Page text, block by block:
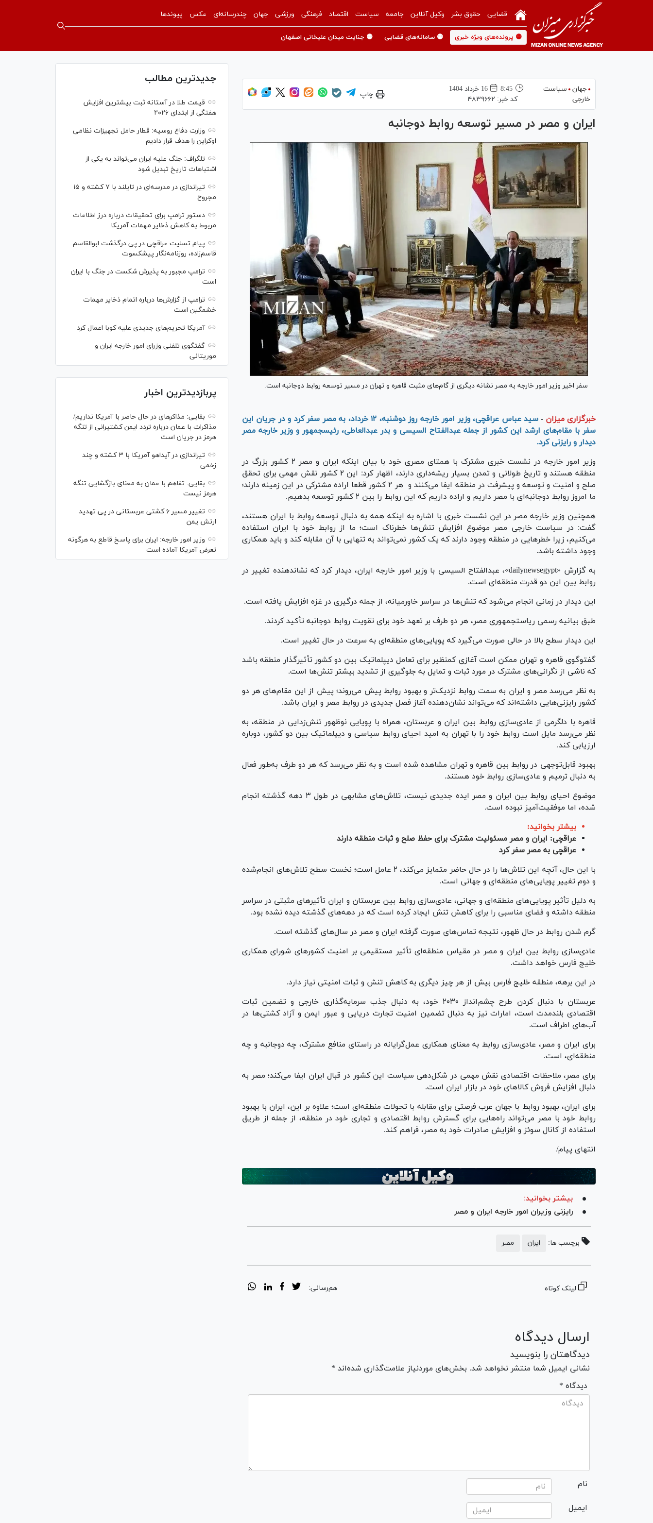
قضایی حقوق بشر وکیل آنلاین جامعه سیاست اقتصاد فرهنگی ورزشی جهان چندرسانه‌ای عکس پیوندها
🟡 پرونده‌های ویژه خبری 🟡 سامانه‌های قضایی 🟡 جنایت میدان علیخانی اصفهان
جهان
سیاست
خارجی
8:45
16 خرداد 1404
کد خبر: ۴۸۳۹۶۶۲
چاپ
ایران و مصر در مسیر توسعه روابط دوجانبه
سفر اخیر وزیر امور خارجه به مصر نشانه دیگری از گام‌های مثبت قاهره و تهران در مسیر توسعه روابط دوجانبه است.
خبرگزاری میزان -
سید عباس عراقچی، وزیر امور خارجه روز دوشنبه، ۱۲ خرداد، به مصر سفر کرد و در جریان این
سفر با مقام‌های ارشد این کشور از جمله عبدالفتاح السیسی و بدر عبدالعاطی، رئیس‎جمهور و وزیر خارجه مصر
دیدار و رایزنی کرد.
وزیر امور خارجه در نشست خبری مشترک با همتای مصری خود با بیان اینکه ایران و مصر ۲ کشور بزرگ در
منطقه هستند و تاریخ طولانی و تمدن بسیار ریشه‌داری دارند، اظهار کرد: این ۲ کشور نقش مهمی برای تحقق
صلح و امنیت و توسعه و پیشرفت در منطقه ایفا می‌کنند و هر ۲ کشور قطعا اراده مشترکی در این زمینه دارند؛
ما امروز روابط دوجانبه‌ای با مصر داریم و اراده داریم که این روابط را بین ۲ کشور توسعه بدهیم.
همچنین وزیر خارجه مصر در این نشست خبری با اشاره به اینکه همه به دنبال توسعه روابط با ایران هستند،
گفت: در سیاست خارجی مصر موضوع افزایش تنش‌ها خطرناک است؛ ما از روابط خود با ایران استفاده
می‌کنیم، زیرا خطر‌هایی در منطقه وجود دارند که یک کشور نمی‌تواند به تنهایی با آن مقابله کند و باید همکاری
وجود داشته باشد.
به گزارش «dailynewsegypt»، عبدالفتاح السیسی با وزیر امور خارجه ایران، دیدار کرد که نشان‎دهنده تغییر در
روابط بین این دو قدرت منطقه‌ای است.
این دیدار در زمانی انجام می‌شود که تنش‌ها در سراسر خاورمیانه، از جمله درگیری در غزه افزایش یافته است.
طبق بیانیه رسمی ریاست‎جمهوری مصر، هر دو طرف بر تعهد خود برای تقویت روابط دوجانبه تأکید کردند.
این دیدار سطح بالا در حالی صورت می‌گیرد که پویایی‌های منطقه‌ای به سرعت در حال تغییر است.
گفت‎وگوی قاهره و تهران ممکن است آغازی کم‎نظیر برای تعامل دیپلماتیک بین دو کشور تأثیرگذار منطقه باشد
که ناشی از نگرانی‌های مشترک در مورد ثبات و تمایل به جلوگیری از تشدید بیشتر تنش‌ها است.
به نظر می‌رسد مصر و ایران به سمت روابط نزدیک‌تر و بهبود روابط پیش می‌روند؛ پیش از این مقام‌های هر دو
کشور رایزنی‌هایی داشته‌اند که می‌تواند نشان‌دهنده آغاز فصل جدیدی در روابط مصر و ایران باشد.
قاهره با دلگرمی از عادی‌سازی روابط بین ایران و عربستان، همراه با پویایی نوظهور تنش‌زدایی در منطقه، به
نظر می‌رسد مایل است روابط خود را با تهران به امید احیای روابط سیاسی و دیپلماتیک بین دو کشور، دوباره
ارزیابی کند.
بهبود قابل‌توجهی در روابط بین قاهره و تهران مشاهده شده است و به نظر می‌رسد که هر دو طرف به‌طور فعال
به دنبال ترمیم و عادی‌سازی روابط خود هستند.
موضوع احیای روابط بین ایران و مصر ایده جدیدی نیست، تلاش‌های مشابهی در طول ۳ دهه گذشته انجام
شده، اما موفقیت‌آمیز نبوده است.
بیشتر بخوانید:
عراقچی: ایران و مصر مسئولیت مشترک برای حفظ صلح و ثبات منطقه دارند
عراقچی به مصر سفر کرد
با این حال، آنچه این تلاش‌ها را در حال حاضر متمایز می‌کند، ۲ عامل است؛ نخست سطح تلاش‌های انجام‌شده
و دوم تغییر پویایی‌های منطقه‌ای و جهانی است.
به دلیل تأثیر پویایی‌های منطقه‌ای و جهانی، عادی‌سازی روابط بین عربستان و ایران تأثیر‌های مثبتی در سراسر
منطقه داشته و فضای مناسبی را برای کاهش تنش ایجاد کرده است که در دهه‌های گذشته دیده نشده بود.
گرم شدن روابط در حال ظهور، نتیجه تماس‌های صورت گرفته ایران و مصر در سال‌های گذشته است.
عادی‌سازی روابط بین ایران و مصر در مقیاس منطقه‌ای تأثیر مستقیمی بر امنیت کشور‌های شورای همکاری
خلیج فارس خواهد داشت.
در این برهه، منطقه خلیج فارس بیش از هر چیز دیگری به کاهش تنش و ثبات امنیتی نیاز دارد.
عربستان با دنبال کردن طرح چشم‌انداز ۲۰۳۰ خود، به دنبال جذب سرمایه‌گذاری خارجی و تضمین ثبات
اقتصادی بلندمدت است، امارات نیز به دنبال تضمین امنیت تجارت دریایی و عبور ایمن و آزاد کشتی‌ها در
آب‌های اطراف است.
برای ایران و مصر، عادی‌سازی روابط به معنای همکاری عمل‌گرایانه در راستای منافع مشترک، چه دوجانبه و چه
منطقه‌ای، است.
برای مصر، ملاحظات اقتصادی نقش مهمی در شکل‌دهی سیاست این کشور در قبال ایران ایفا می‌کند؛ مصر به
دنبال افزایش فروش کالا‌های خود در بازار ایران است.
برای ایران، بهبود روابط با جهان عرب فرصتی برای مقابله با تحولات منطقه‌ای است؛ علاوه بر این، ایران با بهبود
روابط خود با مصر می‌تواند راه‌هایی برای گسترش روابط اقتصادی و تجاری خود در منطقه، از جمله از طریق
استفاده از کانال سوئز و افزایش صادرات خود به مصر، فراهم کند.
انتهای پیام/
بیشتر بخوانید:
رایزنی وزیران امور خارجه ایران و مصر
برچسب ها: ایران مصر
لینک کوتاه هم‌رسانی:
ارسال دیدگاه
دیدگاهتان را بنویسید
نشانی ایمیل شما منتشر نخواهد شد. بخش‌های موردنیاز علامت‌گذاری شده‌اند *
* دیدگاه
نام
ایمیل
جدیدترین مطالب
قیمت طلا در آستانه ثبت بیشترین افزایش
هفتگی از ابتدای ۲۰۲۶
وزارت دفاع روسیه: قطار حامل تجهیزات نظامی
اوکراین را هدف قرار دادیم
تلگراف: جنگ علیه ایران می‌تواند به یکی از
اشتباهات تاریخ تبدیل شود
تیراندازی در مدرسه‌ای در تایلند با ۷ کشته و ۱۵
مجروح
دستور ترامپ برای تحقیقات درباره درز اطلاعات
مربوط به کاهش ذخایر مهمات آمریکا
پیام تسلیت عراقچی در پی درگذشت ابوالقاسم
قاسم‌زاده، روزنامه‌نگار پیشکسوت
ترامپ مجبور به پذیرش شکست در جنگ با ایران
است
ترامپ از گزارش‌ها درباره اتمام ذخایر مهمات
خشمگین است
آمریکا تحریم‌های جدیدی علیه کوبا اعمال کرد
گفتگوی تلفنی وزرای امور خارجه ایران و
موریتانی
پربازدیدترین اخبار
بقایی: مذاکره‎ای در حال حاضر با آمریکا نداریم/
مذاکرات با عمان درباره تردد ایمن کشتیرانی از تنگه
هرمز در جریان است
تیراندازی در آیداهو آمریکا با ۳ کشته و چند
زخمی
بقایی: تفاهم با عمان به معنای بازگشایی تنگه
هرمز نیست
تغییر مسیر ۶ کشتی عربستانی در پی تهدید
ارتش یمن
وزیر امور خارجه: ایران برای پاسخ قاطع به هرگونه
تعرض آمریکا آماده است